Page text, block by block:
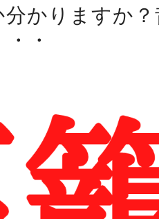
分かりますか
・